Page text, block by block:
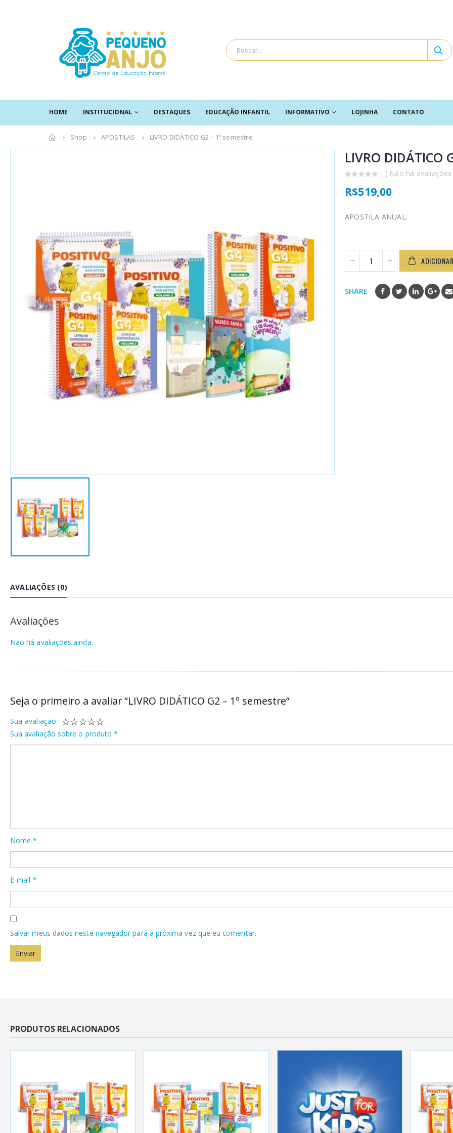
HOME INSTITUCIONAL DESTAQUES EDUCAÇÃO INFANTIL INFORMATIVO LOJINHA CONTATO
Shop APOSTILAS LIVRO DIDÁTICO G2 – 1º semestre
LIVRO DIDÁTICO
out
of
( Não há
R$519,00
APOSTILA ANUAL.
SHARE
AVALIAÇÕES (0)
Avaliações
Não há avaliações ainda.
Seja o primeiro a avaliar “LIVRO DIDÁTICO G2 – 1º semestre”
Sua avaliação
Sua avaliação sobre o produto*
Nome*
E-mail *
Salvar meus dados neste navegador para a próxima vez que eu comentar.
PRODUTOS RELACIONADOS